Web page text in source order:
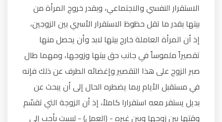
الاستقرار النفسي والاجتماعي، وبقدر خروج المرأة من
بيتها بقدر ما تقل حظوظ الاستقرار الأسري بين الزوجين،
إذ أن المرأة العاملة خارج بيتها لابد وأن يحصل منها
تقصيراً ملموساً في جانب حق بيتها وزوجها، ومهما طال
صبر الزوج على هذا التقصير وإغضائه الطرف عن ذلك فإنه
في مستقبل الأيام ربما يضطره الحال إلى أن يبحث عن
بديل يستقر معه استقرارا كاملاً، إذ أن الزوجة التي تقسّم
وقتها بين زوجها وبين غيره - (العمل) - ليست بأحب إلى